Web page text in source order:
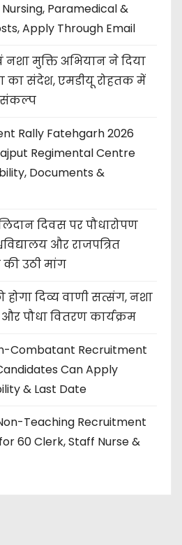
Paramedical &
Apply Through Email
नशा मुक्ति अभियान ने दिया
संदेश, एमडीयू रोहतक में
संकल्प
Rally Fatehgarh 2026
Regimental Centre
Documents &
दिवस पर पौधारोपण
और राजपत्रित
उठी मांग
दिव्य वाणी सत्संग, नशा
और पौधा वितरण कार्यक्रम
Combatant Recruitment
Can Apply
& Last Date
Teaching Recruitment
60 Clerk, Staff Nurse &